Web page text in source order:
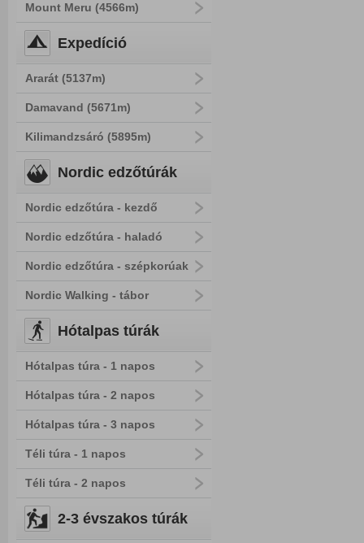
Mount Meru (4566m)
Expedíció
Ararát (5137m)
Damavand (5671m)
Kilimandzsáró (5895m)
Nordic edzőtúrák
Nordic edzőtúra - kezdő
Nordic edzőtúra - haladó
Nordic edzőtúra - szépkorúak
Nordic Walking - tábor
Hótalpas túrák
Hótalpas túra - 1 napos
Hótalpas túra - 2 napos
Hótalpas túra - 3 napos
Téli túra - 1 napos
Téli túra - 2 napos
2-3 évszakos túrák